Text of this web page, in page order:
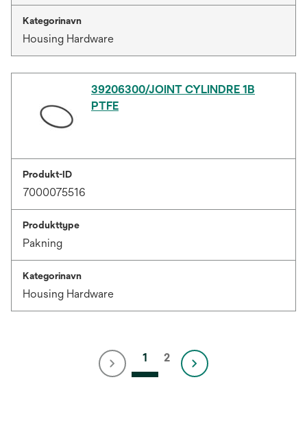
Kategorinavn
Housing Hardware
39206300/JOINT CYLINDRE 1B
PTFE
Produkt-ID
7000075516
Produkttype
Pakning
Kategorinavn
Housing Hardware
1 2